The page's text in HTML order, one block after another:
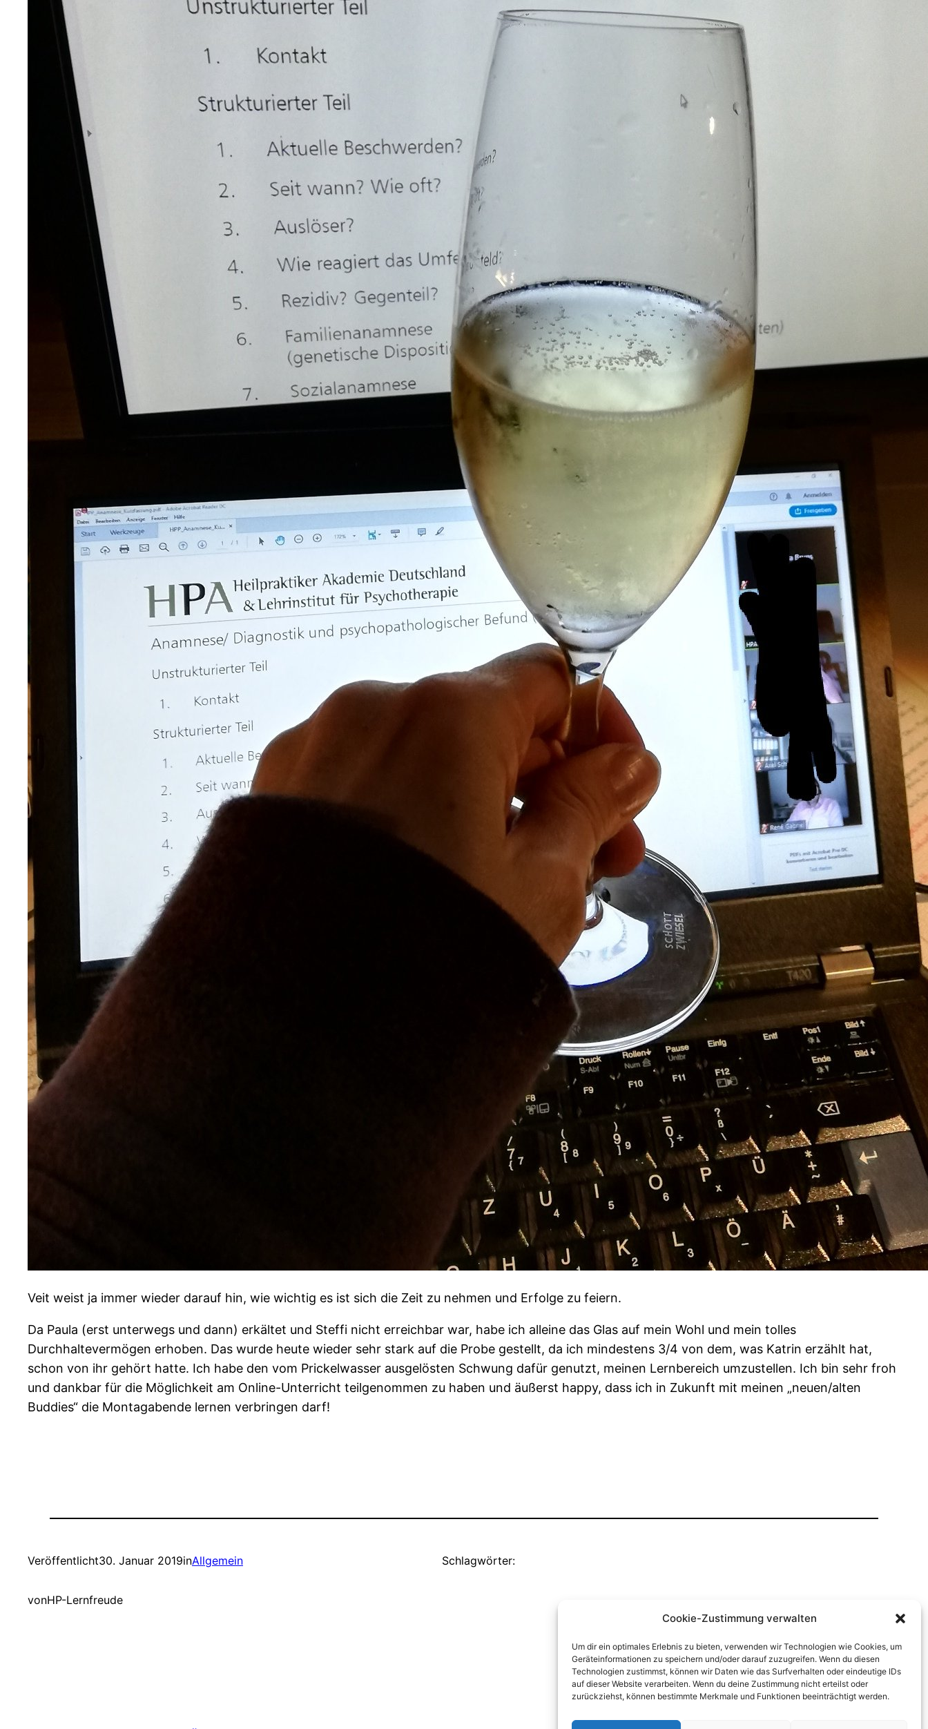
Cookie-Zustimmung verwalten
Um dir ein optimales Erlebnis zu bieten, verwenden wir Technologien wie Cookies, um
Geräteinformationen zu speichern und/oder darauf zuzugreifen. Wenn du diesen
Technologien zustimmst, können wir Daten wie das Surfverhalten oder eindeutige IDs
auf dieser Website verarbeiten. Wenn du deine Zustimmung nicht erteilst oder
zurückziehst, können bestimmte Merkmale und Funktionen beeinträchtigt werden.
Veit weist ja immer wieder darauf hin, wie wichtig es ist sich die Zeit zu nehmen und Erfolge zu feiern.
Da Paula (erst unterwegs und dann) erkältet und Steffi nicht erreichbar war, habe ich alleine das Glas auf mein Wohl und mein tolles
Durchhaltevermögen erhoben. Das wurde heute wieder sehr stark auf die Probe gestellt, da ich mindestens 3/4 von dem, was Katrin erzählt hat,
schon von ihr gehört hatte. Ich habe den vom Prickelwasser ausgelösten Schwung dafür genutzt, meinen Lernbereich umzustellen. Ich bin sehr froh
und dankbar für die Möglichkeit am Online-Unterricht teilgenommen zu haben und äußerst happy, dass ich in Zukunft mit meinen „neuen/alten
Buddies“ die Montagabende lernen verbringen darf!
Veröffentlicht30. Januar 2019inAllgemein
vonHP-Lernfreude
Schlagwörter: